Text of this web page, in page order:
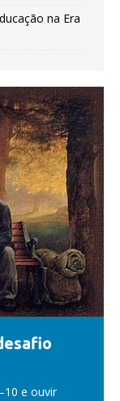
na Era
e ouvir